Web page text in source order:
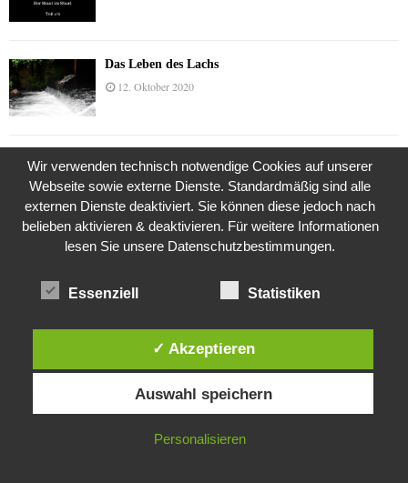
Das Leben des Lachs
12. Oktober 2020
Die Geschichte der Kubushäuser
9. Juli 2018
Was ist denn das? -Mars „SOL 735“ Rover Curiosity
Die Brexit-Lüge (1/8 Teil)
3. November 2019
Die Straße radikalisiert jeden Tag ein Stückchen
Diese Website verwendet Cookies. Durch die weitere Nutzung dieser
Website stimmst du der Verwendung von Cookies zu.
IN ORDNUNG
Wir verwenden technisch notwendige Cookies auf unserer
Webseite sowie externe Dienste. Standardmäßig sind alle
externen Dienste deaktiviert. Sie können diese jedoch nach
belieben aktivieren & deaktivieren. Für weitere Informationen
lesen Sie unsere Datenschutzbestimmungen.
Essenziell Statistiken
✓ Akzeptieren
Auswahl speichern
Personalisieren